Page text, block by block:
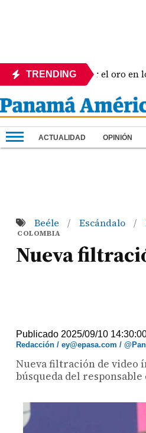
TRENDING
y va por el oro en los
ACTUALIDAD OPINIÓN
Beéle / Escándalo /
COLOMBIA
Nueva
Publicado 2025/09/10
Redacción / ey@epasa.com /
Nueva filtración de video
búsqueda del